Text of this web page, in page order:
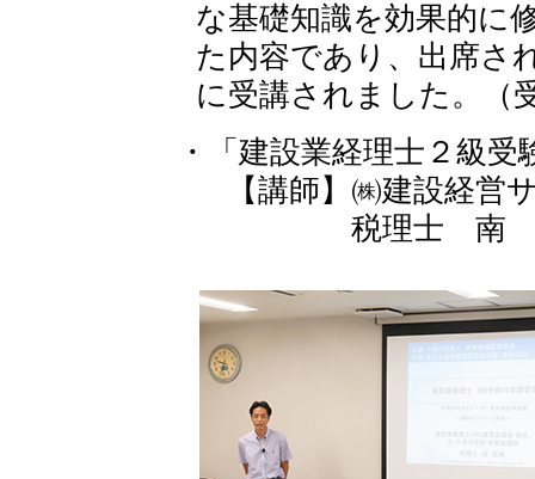
な基礎知識を効果的に
た内容であり、出席さ
に受講されました。（
・「建設業経理士２級受
【講師】㈱建設経営
税理士 南 武